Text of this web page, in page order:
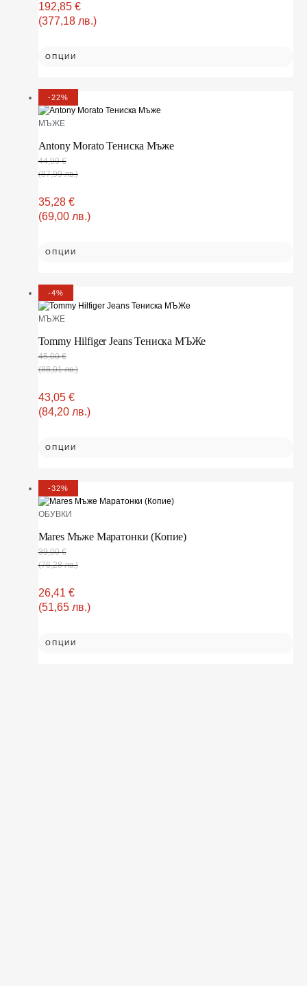
192,85 €
(377,18 лв.)
ОПЦИИ
-22%
МЪЖЕ
Antony Morato Тениска Мъже
44,99€
(87,99 лв.)
35,28 €
(69,00 лв.)
ОПЦИИ
-4%
МЪЖЕ
Tommy Hilfiger Jeans Тениска МЪЖe
45,00€
(88,01 лв.)
43,05 €
(84,20 лв.)
ОПЦИИ
-32%
OБУВКИ
Mares Мъже Маратонки (Копие)
39,00€
(76,28 лв.)
26,41 €
(51,65 лв.)
ОПЦИИ